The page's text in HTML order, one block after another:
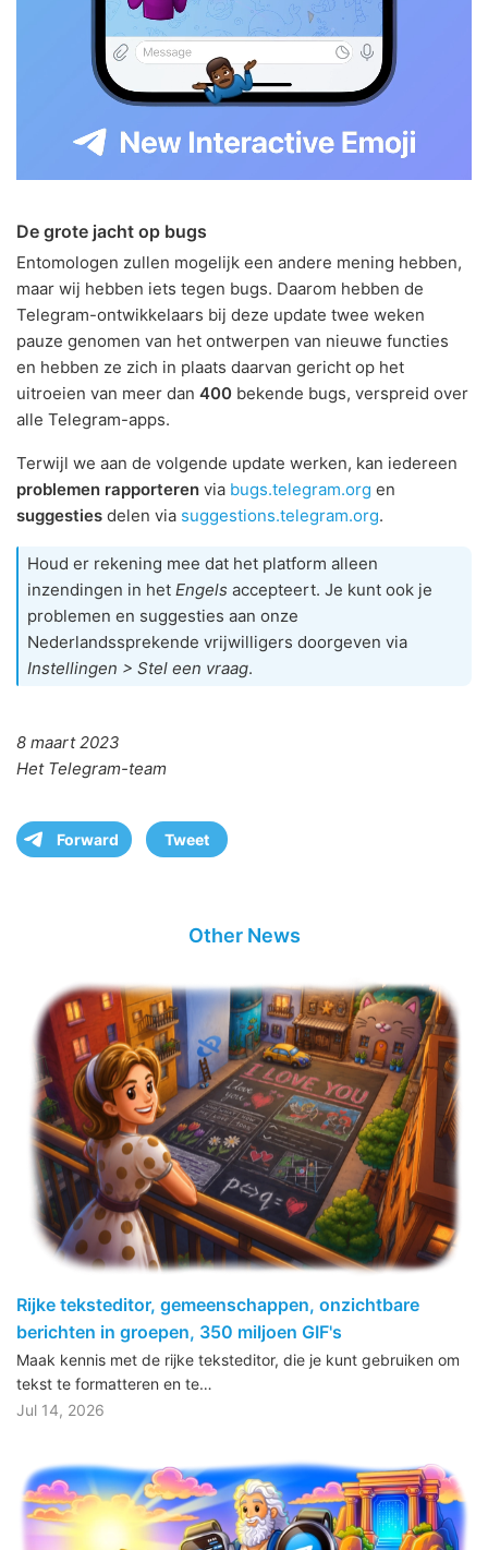
De grote jacht op bugs
Entomologen zullen mogelijk een andere mening hebben,
maar wij hebben iets tegen bugs. Daarom hebben de
Telegram-ontwikkelaars bij deze update twee weken
pauze genomen van het ontwerpen van nieuwe functies
en hebben ze zich in plaats daarvan gericht op het
uitroeien van meer dan 400 bekende bugs, verspreid over
alle Telegram-apps.
Terwijl we aan de volgende update werken, kan iedereen
problemen rapporteren via bugs.telegram.org en
suggesties delen via suggestions.telegram.org.
Houd er rekening mee dat het platform alleen
inzendingen in het Engels accepteert. Je kunt ook je
problemen en suggesties aan onze
Nederlandssprekende vrijwilligers doorgeven via
Instellingen > Stel een vraag.
8 maart 2023
Het Telegram-team
Forward Tweet
Other News
Rijke teksteditor, gemeenschappen, onzichtbare
berichten in groepen, 350 miljoen GIF's
Maak kennis met de rijke teksteditor, die je kunt gebruiken om
tekst te formatteren en te…
Jul 14, 2026